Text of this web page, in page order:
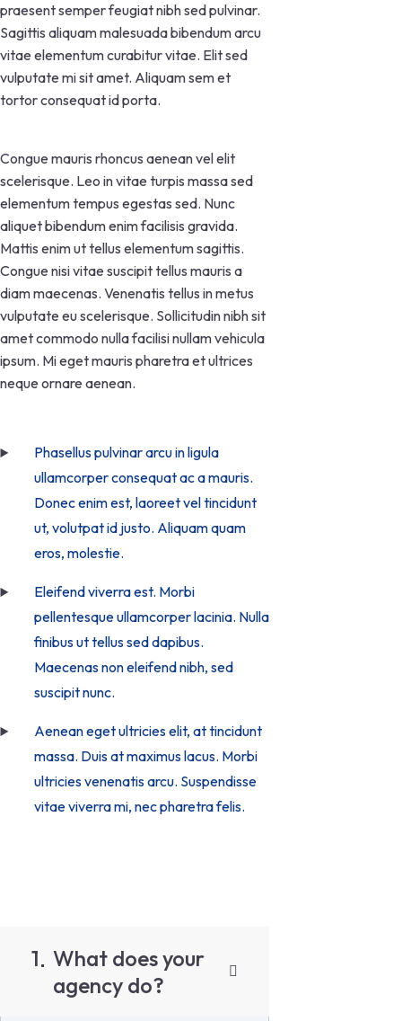
praesent semper feugiat nibh sed pulvinar.
Sagittis aliquam malesuada bibendum arcu
vitae elementum curabitur vitae. Elit sed
vulputate mi sit amet. Aliquam sem et
tortor consequat id porta.
Congue mauris rhoncus aenean vel elit
scelerisque. Leo in vitae turpis massa sed
elementum tempus egestas sed. Nunc
aliquet bibendum enim facilisis gravida.
Mattis enim ut tellus elementum sagittis.
Congue nisi vitae suscipit tellus mauris a
diam maecenas. Venenatis tellus in metus
vulputate eu scelerisque. Sollicitudin nibh sit
amet commodo nulla facilisi nullam vehicula
ipsum. Mi eget mauris pharetra et ultrices
neque ornare aenean.
Phasellus pulvinar arcu in ligula
ullamcorper consequat ac a mauris.
Donec enim est, laoreet vel tincidunt
ut, volutpat id justo. Aliquam quam
eros, molestie.
Eleifend viverra est. Morbi
pellentesque ullamcorper lacinia. Nulla
finibus ut tellus sed dapibus.
Maecenas non eleifend nibh, sed
suscipit nunc.
Aenean eget ultricies elit, at tincidunt
massa. Duis at maximus lacus. Morbi
ultricies venenatis arcu. Suspendisse
vitae viverra mi, nec pharetra felis.
1 What does your
agency do?